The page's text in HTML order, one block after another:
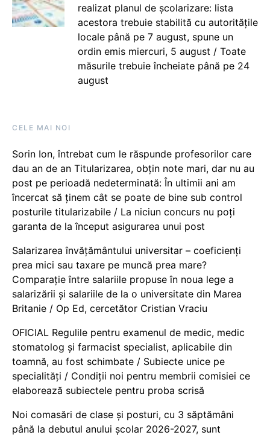
realizat planul de școlarizare: lista
acestora trebuie stabilită cu autoritățile
locale până pe 7 august, spune un
ordin emis miercuri, 5 august / Toate
măsurile trebuie încheiate până pe 24
august
CELE MAI NOI
Sorin Ion, întrebat cum le răspunde profesorilor care
dau an de an Titularizarea, obțin note mari, dar nu au
post pe perioadă nedeterminată: În ultimii ani am
încercat să ținem cât se poate de bine sub control
posturile titularizabile / La niciun concurs nu poți
garanta de la început asigurarea unui post
Salarizarea învățământului universitar – coeficienți
prea mici sau taxare pe muncă prea mare?
Comparație între salariile propuse în noua lege a
salarizării și salariile de la o universitate din Marea
Britanie / Op Ed, cercetător Cristian Vraciu
OFICIAL Regulile pentru examenul de medic, medic
stomatolog și farmacist specialist, aplicabile din
toamnă, au fost schimbate / Subiecte unice pe
specialități / Condiții noi pentru membrii comisiei ce
elaborează subiectele pentru proba scrisă
Noi comasări de clase și posturi, cu 3 săptămâni
până la debutul anului școlar 2026-2027, sunt